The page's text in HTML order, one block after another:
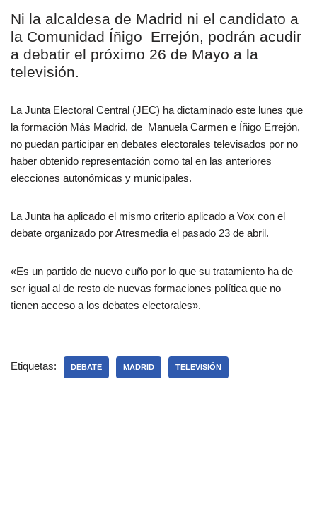
Ni la alcaldesa de Madrid ni el candidato a
la Comunidad Íñigo Errejón, podrán acudir
a debatir el próximo 26 de Mayo a la
televisión.
La Junta Electoral Central (JEC) ha dictaminado este lunes que
la formación Más Madrid, de Manuela Carmen e Íñigo Errejón,
no puedan participar en debates electorales televisados por no
haber obtenido representación como tal en las anteriores
elecciones autonómicas y municipales.
La Junta ha aplicado el mismo criterio aplicado a Vox con el
debate organizado por Atresmedia el pasado 23 de abril.
«Es un partido de nuevo cuño por lo que su tratamiento ha de
ser igual al de resto de nuevas formaciones política que no
tienen acceso a los debates electorales».
Etiquetas: DEBATE MADRID TELEVISIÓN